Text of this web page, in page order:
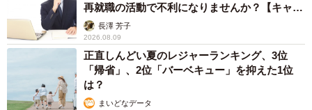
再就職の活動で不利になりませんか？【キャリ
アカウンセラーが解説】
長澤 芳子
2026.08.09
正直しんどい夏のレジャーランキング、3位
「帰省」、2位「バーベキュー」を抑えた1位
は？
まいどなデータ